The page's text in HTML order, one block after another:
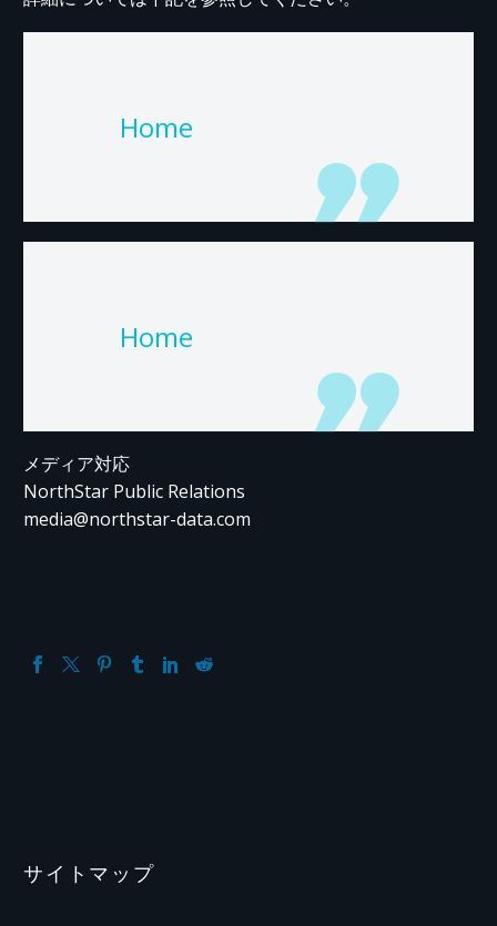
Home
Home
メディア対応
NorthStar Public Relations
media@northstar-data.com
サイトマップ